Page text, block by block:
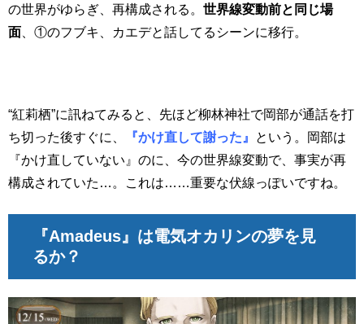
の世界がゆらぎ、再構成される。 世界線変動前と同じ場
面 、①のフブキ、カエデと話してるシーンに移行。
“紅莉栖”に訊ねてみると、先ほど柳林神社で岡部が通話を打
ち切った後すぐに、
『かけ直して謝った』
という。岡部は
『かけ直していない』のに、今の世界線変動で、事実が再
構成されていた…。これは……重要な伏線っぽいですね。
『Amadeus』は電気オカリンの夢を見
るか？